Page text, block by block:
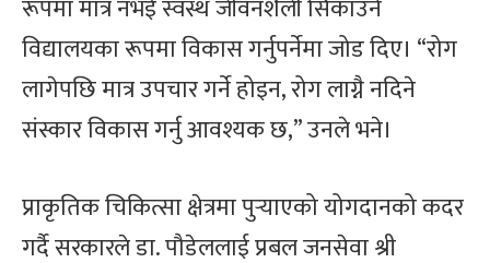
रूपमा मात्र नभई स्वस्थ जीवनशैली सिकाउने
विद्यालयका रूपमा विकास गर्नुपर्नेमा जोड दिए। “रोग
लागेपछि मात्र उपचार गर्ने होइन, रोग लाग्नै नदिने
संस्कार विकास गर्नु आवश्यक छ,” उनले भने।
प्राकृतिक चिकित्सा क्षेत्रमा पुर्‍याएको योगदानको कदर
गर्दै सरकारले डा. पौडेललाई प्रबल जनसेवा श्री